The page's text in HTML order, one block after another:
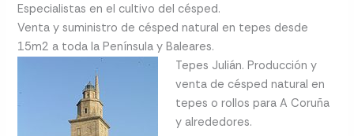
Especialistas en el cultivo del césped.
Venta y suministro de césped natural en tepes desde
15m2 a toda la Península y Baleares.
Tepes Julián. Producción y
venta de césped natural en
tepes o rollos para A Coruña
y alrededores.